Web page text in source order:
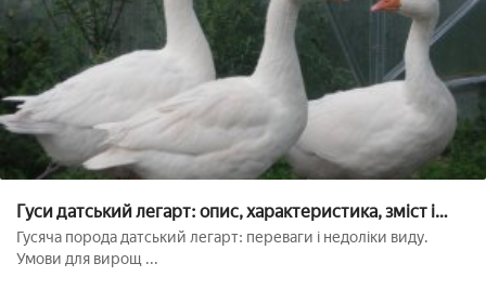
Гуси датський легарт: опис, характеристика, зміст і
годування, розведення молодняку
Гусяча порода датський легарт: переваги і недоліки виду.
Умови для вирощ ...